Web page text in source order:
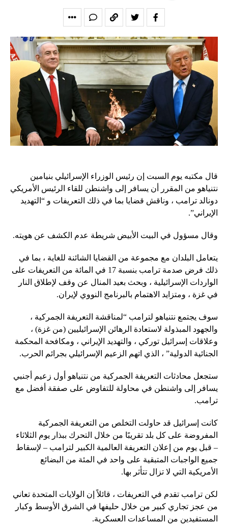
قال مكتبه يوم السبت إن رئيس الوزراء الإسرائيلي بنيامين
نتنياهو من المقرر أن يسافر إلى واشنطن للقاء الرئيس الأمريكي
دونالد ترامب ، وناقش قضايا بما في ذلك التعريفات و “التهديد
الإيراني”.
وقال مسؤول في البيت الأبيض شريطة عدم الكشف عن هويته.
يتعامل البلدان مع مجموعة من القضايا الشائنة للغاية ، بما في
ذلك فرض صدمة ترامب بنسبة 17 في المائة من التعريفات على
الواردات الإسرائيلية ، وبحث بعيد المنال عن وقف لإطلاق النار
في غزة ، ومتزايد الاهتمام بالبرنامج النووي لإيران.
سوف يجتمع نتنياهو لترامب “لمناقشة التعريفة الجمركية ،
والجهود المبذولة لاستعادة الرهائن الإسرائيليين (من غزة) ،
وعلاقات إسرائيل توركي ، والتهديد الإيراني ، ومكافحة المحكمة
الجنائية الدولية” ، الذي اتهم الزعيم الإسرائيلي بجرائم الحرب.
ستجعل محادثات التعريفة الجمركية من نتنياهو أول زعيم أجنبي
يسافر إلى واشنطن في محاولة للتفاوض على صفقة أفضل مع
ترامب.
كانت إسرائيل قد حاولت التخلص من التعريفة الجمركية
المفروضة على كل بلد تقريبًا من خلال التحرك ببذار يوم الثلاثاء
– قبل يوم من إعلان التعريفة العالمية الكبير لترامب – لإسقاط
جميع الواجبات المتبقية على واحد في المئة من البضائع
الأمريكية التي لا تزال تتأثر بها.
لكن ترامب تقدم في التعريفات ، قائلاً إن الولايات المتحدة تعاني
من عجز تجاري كبير من خلال حليفها في الشرق الأوسط وكبار
المستفيدين من المساعدات العسكرية.